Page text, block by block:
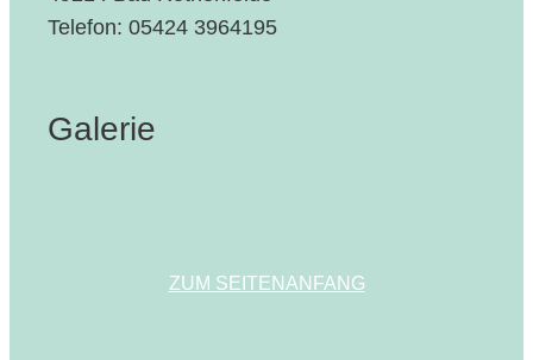
Telefon: 05424 3964195
Galerie
ZUM SEITENANFANG